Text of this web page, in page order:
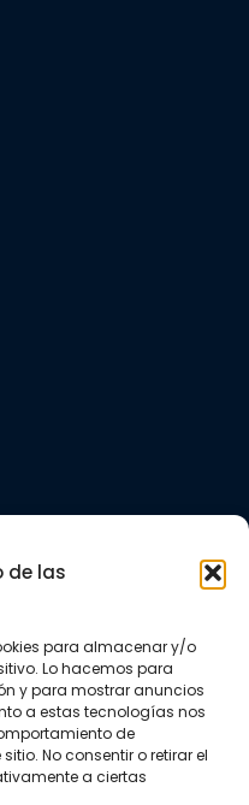
de las
para almacenar y/o
Lo hacemos para
y para mostrar anuncios
a estas tecnologías nos
de
No consentir o retirar el
a ciertas